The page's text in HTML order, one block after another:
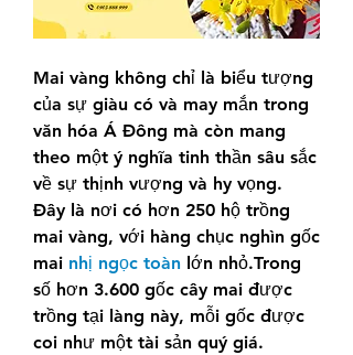
Mai vàng không chỉ là biểu tượng
của sự giàu có và may mắn trong
văn hóa Á Đông mà còn mang
theo một ý nghĩa tinh thần sâu sắc
về sự thịnh vượng và hy vọng.
Đây là nơi có hơn 250 hộ trồng
mai vàng, với hàng chục nghìn gốc
mai nhị ngọc toàn lớn nhỏ.Trong
số hơn 3.600 gốc cây mai được
trồng tại làng này, mỗi gốc được
coi như một tài sản quý giá.